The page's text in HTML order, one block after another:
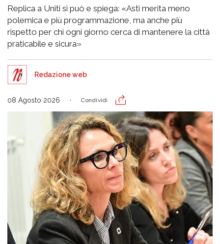
Replica a Uniti si può e spiega: «Asti merita meno
polemica e più programmazione, ma anche più
rispetto per chi ogni giorno cerca di mantenere la città
praticabile e sicura»
Redazione web
08 Agosto 2026 Condividi